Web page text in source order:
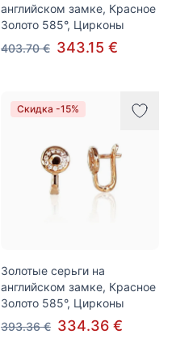
английском замке, Красное
Золото 585°, Цирконы
403.70 € 343.15 €
Скидка -15%
Золотые серьги на
английском замке, Красное
Золото 585°, Цирконы
393.36 € 334.36 €